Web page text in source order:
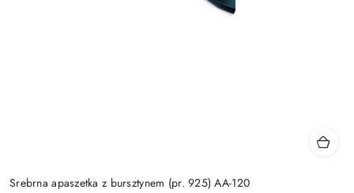
Srebrna apaszetka z bursztynem (pr. 925) AA-120